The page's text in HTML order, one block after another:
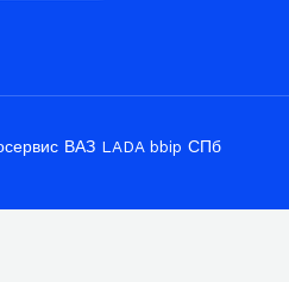
ВАЗ LADA bbip СПб